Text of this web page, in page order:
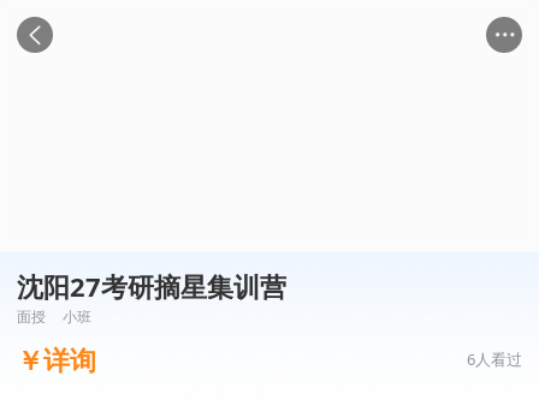
沈阳27考研摘星集训营
面授 小班
￥详询 6人看过